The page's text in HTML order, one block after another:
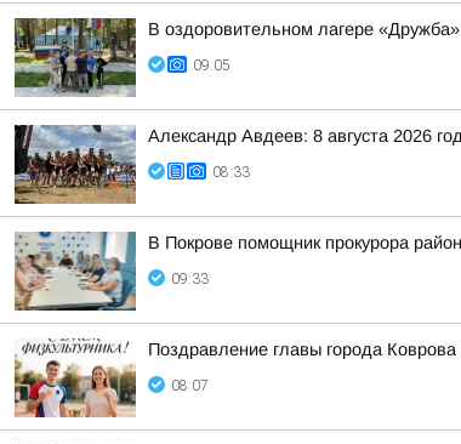
В оздоровительном лагере
09:05
Александр Авдеев: 8 августа 2026
08:33
В Покрове помощник прокурора
09:33
Поздравление главы города
08:07